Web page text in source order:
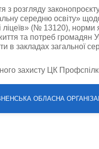
з розгляду
середню освіту»
(№ 13120), норми
та потреб громадян
в закладах загальної
захисту ЦК
ОБЛАСНА